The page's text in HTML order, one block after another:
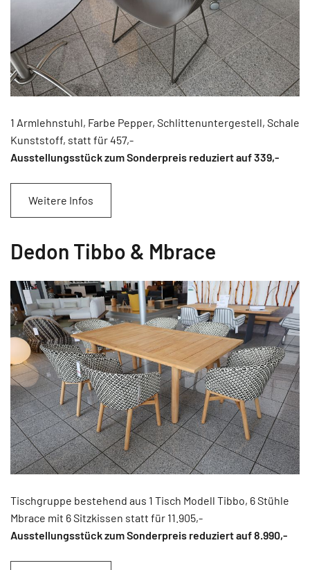
1 Armlehnstuhl, Farbe Pepper, Schlittenuntergestell, Schale
Kunststoff, statt für 457,-
Ausstellungsstück zum Sonderpreis reduziert auf 339,-
Weitere Infos
Dedon Tibbo & Mbrace
Tischgruppe bestehend aus 1 Tisch Modell Tibbo, 6 Stühle
Mbrace mit 6 Sitzkissen statt für 11.905,-
Ausstellungsstück zum Sonderpreis reduziert auf 8.990,-